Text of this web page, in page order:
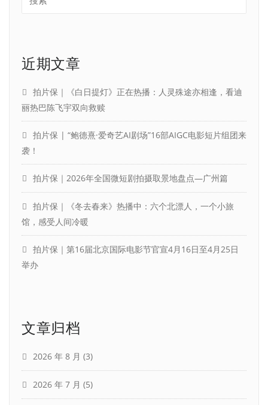
近期文章
拍片保｜《白日提灯》正在热播：人灵殊途亦相逢，看迪
丽热巴陈飞宇双向救赎
拍片保 | “鲍德熹·爱奇艺AI剧场”16部AIGC电影短片组团来
袭！
拍片保｜2026年全国微短剧拍摄取景地盘点—广州篇
拍片保｜《冬去春来》热播中：六个北漂人，一个小旅
馆，感受人间冷暖
拍片保｜第16届北京国际电影节官宣4月16日至4月25日
举办
文章归档
2026 年 8 月 (3)
2026 年 7 月 (5)